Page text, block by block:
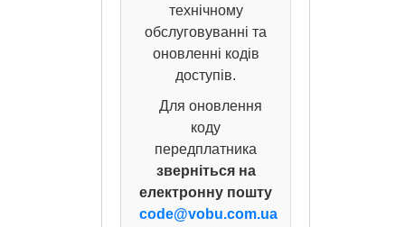
технічному
обслуговуванні та
оновленні кодів
доступів.
Для оновлення
коду
передплатника
зверніться на
електронну пошту
code@vobu.com.ua